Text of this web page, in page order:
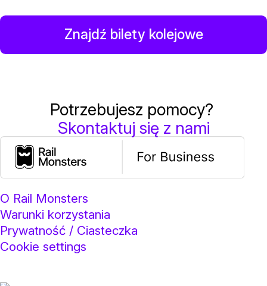
Znajdź bilety kolejowe
Potrzebujesz pomocy?
Skontaktuj się z nami
O Rail Monsters
Warunki korzystania
Prywatność / Ciasteczka
Cookie settings